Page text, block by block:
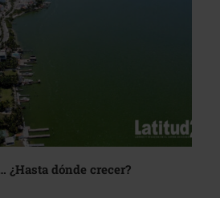
¿Hasta dónde crecer?